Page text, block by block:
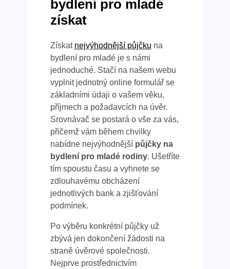
bydlení pro mladé
získat
Získat nejvýhodnější půjčku na
bydlení pro mladé je s námi
jednoduché. Stačí na našem webu
vyplnit jednotný online formulář se
základními údaji o vašem věku,
příjmech a požadavcích na úvěr.
Srovnávač se postará o vše za vás,
přičemž vám během chvilky
nabídne nejvýhodnější půjčky na
bydlení pro mladé rodiny. Ušetříte
tím spoustu času a vyhnete se
zdlouhavému obcházení
jednotlivých bank a zjišťování
podmínek.
Po výběru konkrétní půjčky už
zbývá jen dokončení žádosti na
straně úvěrové společnosti.
Nejprve prostřednictvím